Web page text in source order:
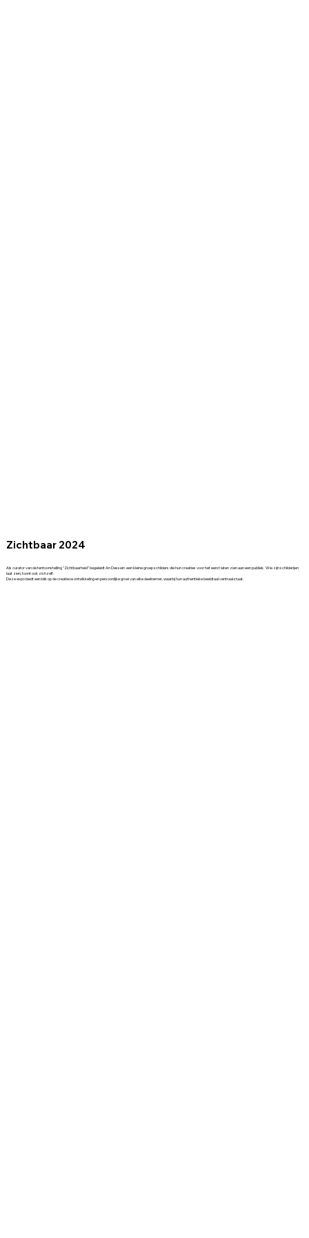
Zichtbaar 2024
Als curator van de tentoonstelling "Zichtbaarheid" begeleidt An Dessein een kleine groep schilders die hun creaties voor het eerst laten zien aan een publiek. Wie zijn schilderijen
laat zien, toont ook zichzelf.
Deze expo biedt een blik op de creatieve ontwikkeling en persoonlijke groei van elke deelnemer, waarbij hun authentieke beeldtaal centraal staat.